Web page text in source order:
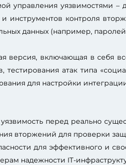
управления уязвимостями
инструментов контроля
данных (например,
версия, включающая в себя
тестирования атак типа
для настройки
перед реально
вторжений для проверки
для эффективного и
надежности IT-